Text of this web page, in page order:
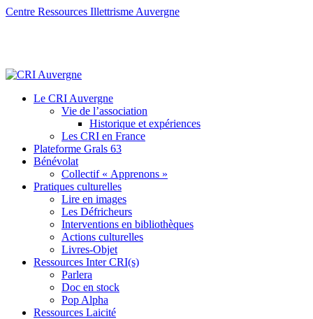
Centre Ressources Illettrisme Auvergne
Le CRI Auvergne
Vie de l’association
Historique et expériences
Les CRI en France
Plateforme Grals 63
Bénévolat
Collectif « Apprenons »
Pratiques culturelles
Lire en images
Les Défricheurs
Interventions en bibliothèques
Actions culturelles
Livres-Objet
Ressources Inter CRI(s)
Parlera
Doc en stock
Pop Alpha
Ressources Laicité